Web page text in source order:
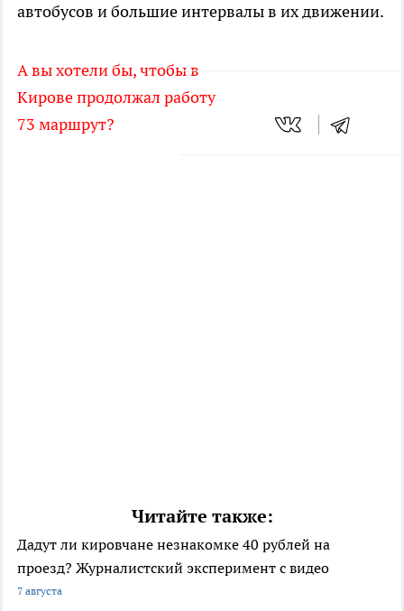
автобусов и большие интервалы в их движении.
А вы хотели бы, чтобы в
Кирове продолжал работу
73 маршрут?
Читайте также:
Дадут ли кировчане незнакомке 40 рублей на
проезд? Журналистский эксперимент с видео
7 августа